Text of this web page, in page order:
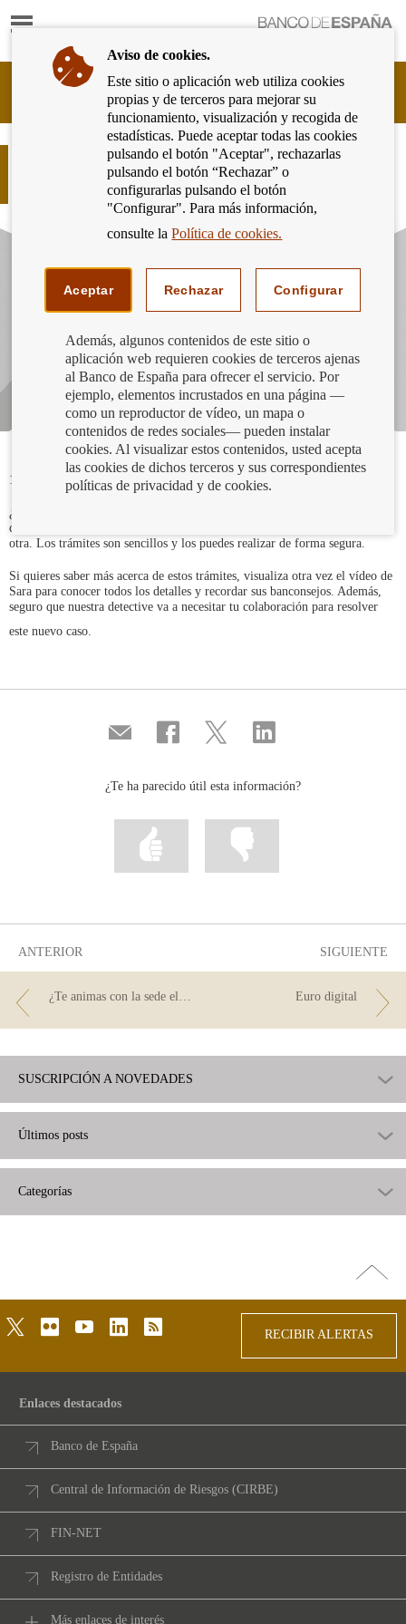
Mostrar
Ir
página
de
inicio
del
Banco
de
España
Cliente
Bancario
Banco
España
Eurosistema,
Traslado de cuenta. Ayuda a nuestra
detective Sara en su investigación
13/04/2022
¿Recuerdas las investigaciones de Sara Gómez acerca del traslado de
cuenta? Como sabes, puedes trasladar fácilmente tu cuenta de una entidad a
otra. Los trámites son sencillos y los puedes realizar de forma segura.
Si quieres saber más acerca de estos trámites, visualiza otra vez el vídeo de
Sara para conocer todos los detalles y recordar sus banconsejos. Además,
seguro que nuestra detective va a necesitar tu colaboración para resolver
este nuevo caso.
Compartir
por
Compartir
en
Compartir
en
Compartir
en
¿Te ha parecido útil esta información?
Marcar
información
ANTERIOR
¿Te animas con la sede electrónica?
SIGUIENTE
Euro digital
SUSCRIPCIÓN A NOVEDADES
Últimos posts
Categorías
arriba
twitterflickr youtubelinkedinrss
RECIBIR ALERTAS
Enlaces destacados
Banco de España
Central de Información de Riesgos (CIRBE)
FIN-NET
Registro de Entidades
Más enlaces de interés
Aviso de cookies.
Este sitio o aplicación web utiliza cookies
propias y de terceros para mejorar su
funcionamiento, visualización y recogida de
estadísticas. Puede aceptar todas las cookies
pulsando el botón "Aceptar", rechazarlas
pulsando el botón “Rechazar” o
configurarlas pulsando el botón
"Configurar". Para más información,
consulte laPolítica de cookies.
Aceptar Rechazar Configurar
Además, algunos contenidos de este sitio o
aplicación web requieren cookies de terceros ajenas
al Banco de España para ofrecer el servicio. Por
ejemplo, elementos incrustados en una página —
como un reproductor de vídeo, un mapa o
contenidos de redes sociales— pueden instalar
cookies. Al visualizar estos contenidos, usted acepta
las cookies de dichos terceros y sus correspondientes
políticas de privacidad y de cookies.